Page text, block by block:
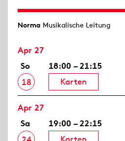
Norma Musikalische Leitung
Apr 27
So
18
18:00 – 21:15
Karten
Apr 27
Sa
19:00 – 22:15